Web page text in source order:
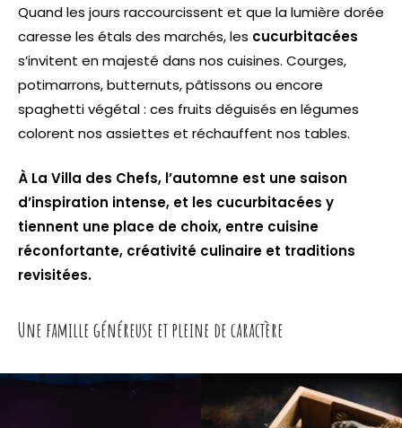
Quand les jours raccourcissent et que la lumière dorée
caresse les étals des marchés, les cucurbitacées
s’invitent en majesté dans nos cuisines. Courges,
potimarrons, butternuts, pâtissons ou encore
spaghetti végétal : ces fruits déguisés en légumes
colorent nos assiettes et réchauffent nos tables.
À La Villa des Chefs, l’automne est une saison
d’inspiration intense, et les cucurbitacées y
tiennent une place de choix, entre cuisine
réconfortante, créativité culinaire et traditions
revisitées.
Une famille généreuse et pleine de caractère